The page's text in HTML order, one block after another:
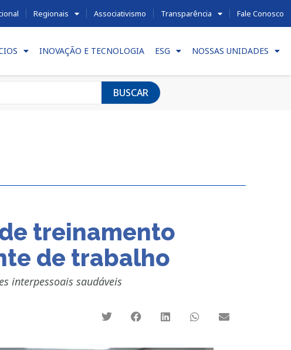
Regionais Associativismo Transparência Fale Conosco
INOVAÇÃO E TECNOLOGIA ESG NOSSAS UNIDADES
BUSCAR
treinamento
de trabalho
interpessoais saudáveis